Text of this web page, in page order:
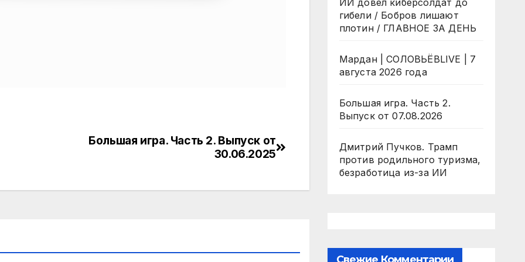
Большая игра. Часть 2. Выпуск от
30.06.2025
ИИ довел киберсолдат до
гибели / Бобров лишают
плотин / ГЛАВНОЕ ЗА ДЕНЬ
Мардан | СОЛОВЬЁВLIVE | 7
августа 2026 года
Большая игра. Часть 2.
Выпуск от 07.08.2026
Дмитрий Пучков. Трамп
против родильного туризма,
безработица из-за ИИ